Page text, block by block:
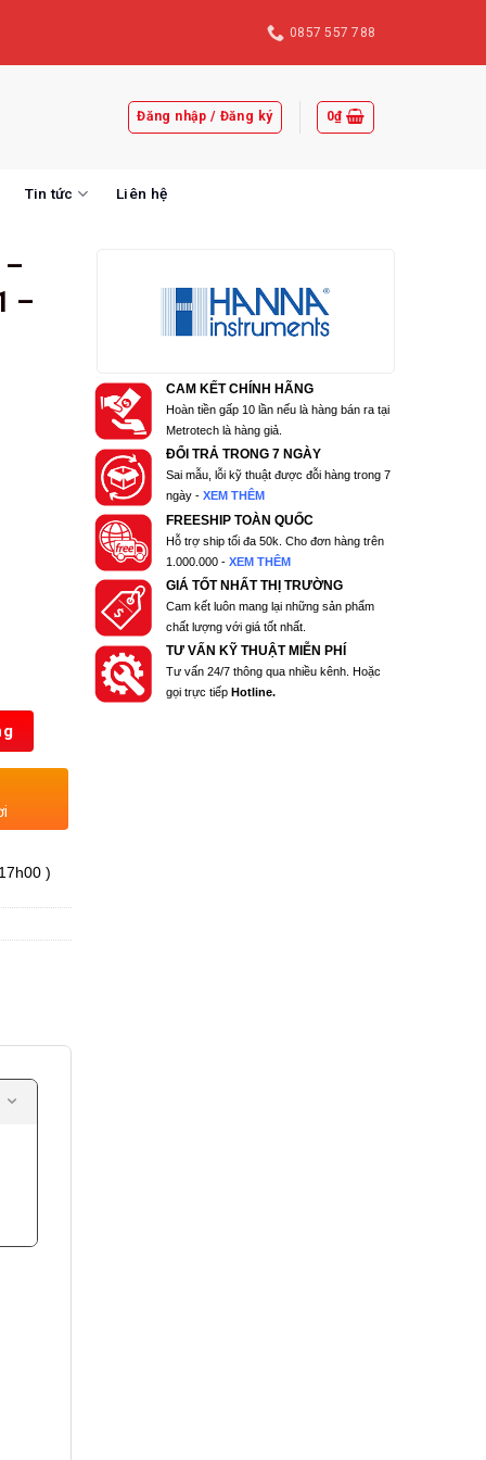
0857 557 788
Đăng nhập / Đăng ký 0₫
Tin tức Liên hệ
–
–
)
CAM KẾT CHÍNH HÃNG
Hoàn tiền gấp 10 lần nếu là hàng bán ra tại
Metrotech là hàng giả.
ĐỔI TRẢ TRONG 7 NGÀY
Sai mẫu, lỗi kỹ thuật được đỗi hàng trong 7
ngày -XEM THÊM
FREESHIP TOÀN QUỐC
Hỗ trợ ship tối đa 50k. Cho đơn hàng trên
1.000.000 -XEM THÊM
GIÁ TỐT NHẤT THỊ TRƯỜNG
Cam kết luôn mang lại những sản phẩm
chất lượng với giá tốt nhất.
TƯ VẤN KỸ THUẬT MIỄN PHÍ
Tư vấn 24/7 thông qua nhiều kênh. Hoặc
gọi trực tiếp Hotline.